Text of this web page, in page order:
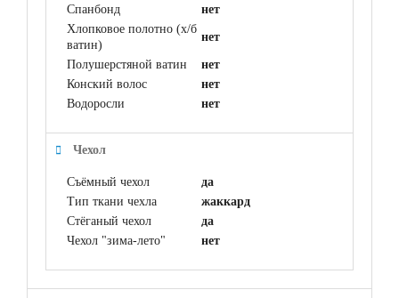
Спанбонд
нет
Хлопковое полотно (х/б
ватин)
нет
Полушерстяной ватин
нет
Конский волос
нет
Водоросли
нет
Чехол
Съёмный чехол
да
Тип ткани чехла
жаккард
Стёганый чехол
да
Чехол "зима-лето"
нет